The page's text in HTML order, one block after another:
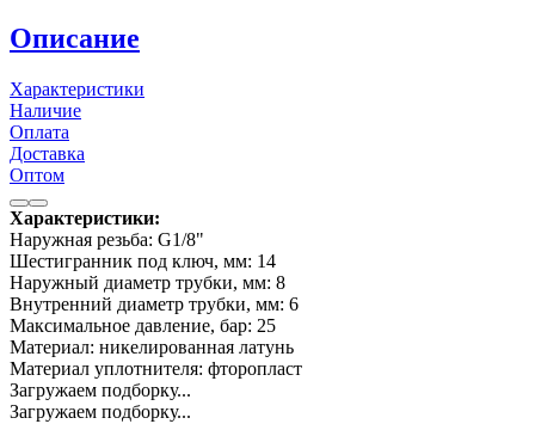
Описание
Характеристики
Наличие
Оплата
Доставка
Оптом
Характеристики:
Наружная резьба: G1/8"
Шестигранник под ключ, мм: 14
Наружный диаметр трубки, мм: 8
Внутренний диаметр трубки, мм: 6
Максимальное давление, бар: 25
Материал: никелированная латунь
Материал уплотнителя: фторопласт
Загружаем подборку...
Загружаем подборку...